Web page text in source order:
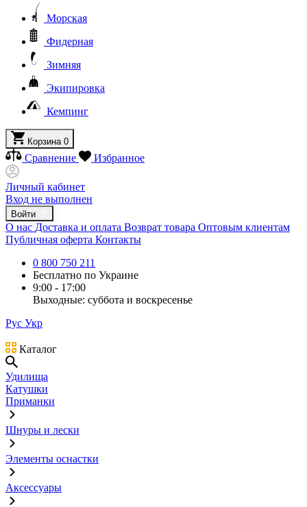
Морская
Фидерная
Зимняя
Экипировка
Кемпинг
Корзина 0
Сравнение Избранное
Личный кабинет
Вход не выполнен
Войти
О нас Доставка и оплата Возврат товара Оптовым клиентам
Публичная оферта Контакты
0 800 750 211
Бесплатно по Украине
9:00 - 17:00
Выходные: суббота и воскресенье
Рус Укр
Каталог
Удилища
Катушки
Приманки
Шнуры и лески
Элементы оснастки
Аксессуары